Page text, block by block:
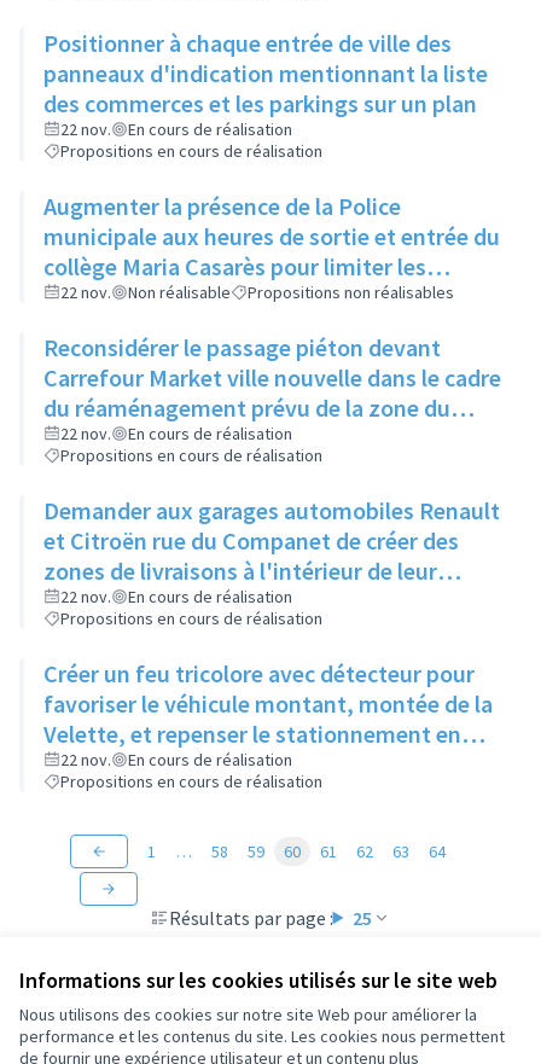
Informations sur les cookies utilisés sur le site web
Nous utilisons des cookies sur notre site Web pour améliorer la
performance et les contenus du site. Les cookies nous permettent
de fournir une expérience utilisateur et un contenu plus
Positionner à chaque entrée de ville des
panneaux d'indication mentionnant la liste
des commerces et les parkings sur un plan
22 nov.
En cours de réalisation
Propositions en cours de réalisation
Augmenter la présence de la Police
municipale aux heures de sortie et entrée du
collège Maria Casarès pour limiter les
incivilités
22 nov. Non réalisable Propositions non réalisables
Reconsidérer le passage piéton devant
Carrefour Market ville nouvelle dans le cadre
du réaménagement prévu de la zone du
Bottet
22 nov.
En cours de réalisation
Propositions en cours de réalisation
Demander aux garages automobiles Renault
et Citroën rue du Companet de créer des
zones de livraisons à l'intérieur de leur
enceinte
22 nov.
En cours de réalisation
Propositions en cours de réalisation
Créer un feu tricolore avec détecteur pour
favoriser le véhicule montant, montée de la
Velette, et repenser le stationnement en
quinconce
22 nov.
En cours de réalisation
Propositions en cours de réalisation
Résultats par page : 25
1 … 58 59 60 61 62 63 64
Conditions d'utilisation